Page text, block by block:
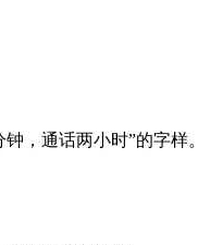
，通话两小时”的字样。